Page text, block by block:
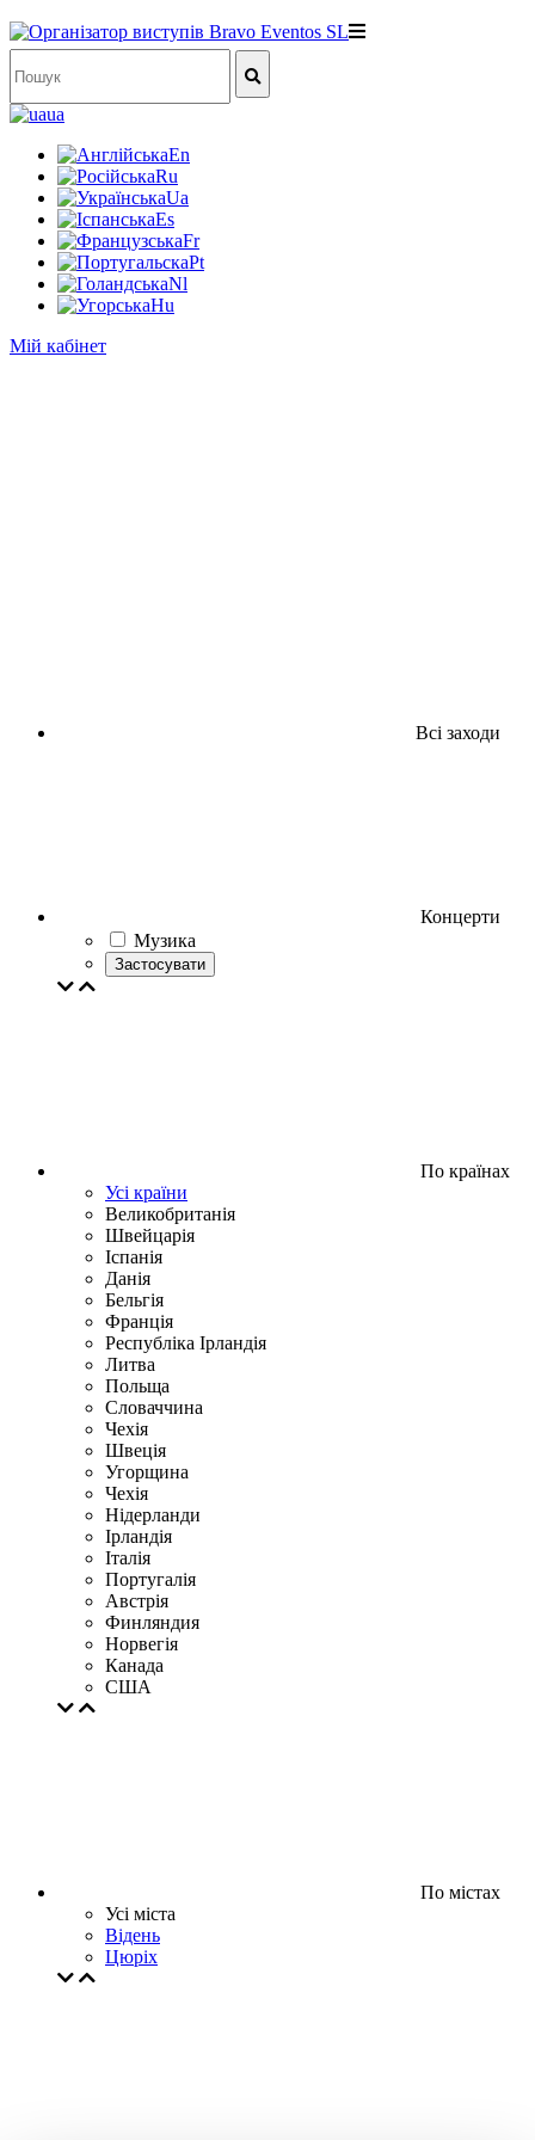
ua
En
Ru
Ua
Es
Fr
Pt
Nl
Hu
Мій кабінет
Всі заходи
Концерти
Музика
Застосувати
По країнах
Усі країни
Великобританія
Швейцарія
Іспанія
Данія
Бельгія
Франція
Республіка Ірландія
Литва
Польща
Словаччина
Чехія
Швецiя
Угорщина
Чехія
Нідерланди
Iрландія
Iталiя
Португалія
Австрія
Финляндия
Норвегія
Канада
США
По містах
Усі міста
Відень
Цюрiх